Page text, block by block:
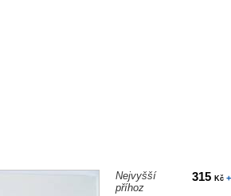
Nejvyšší
příhoz
315 Kč+